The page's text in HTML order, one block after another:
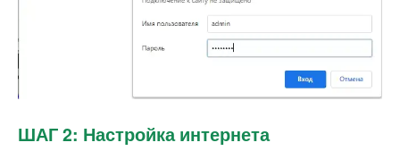
ШАГ 2: Настройка интернета